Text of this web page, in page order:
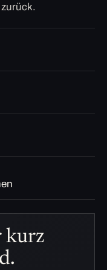
kurz